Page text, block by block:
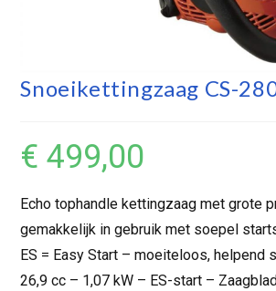
Snoeikettingzaag CS-
€ 499,00
Echo tophandle kettingzaag met grote
gemakkelijk in gebruik met soepel
ES = Easy Start – moeiteloos, helpend
26,9 cc – 1,07 kW – ES-start –